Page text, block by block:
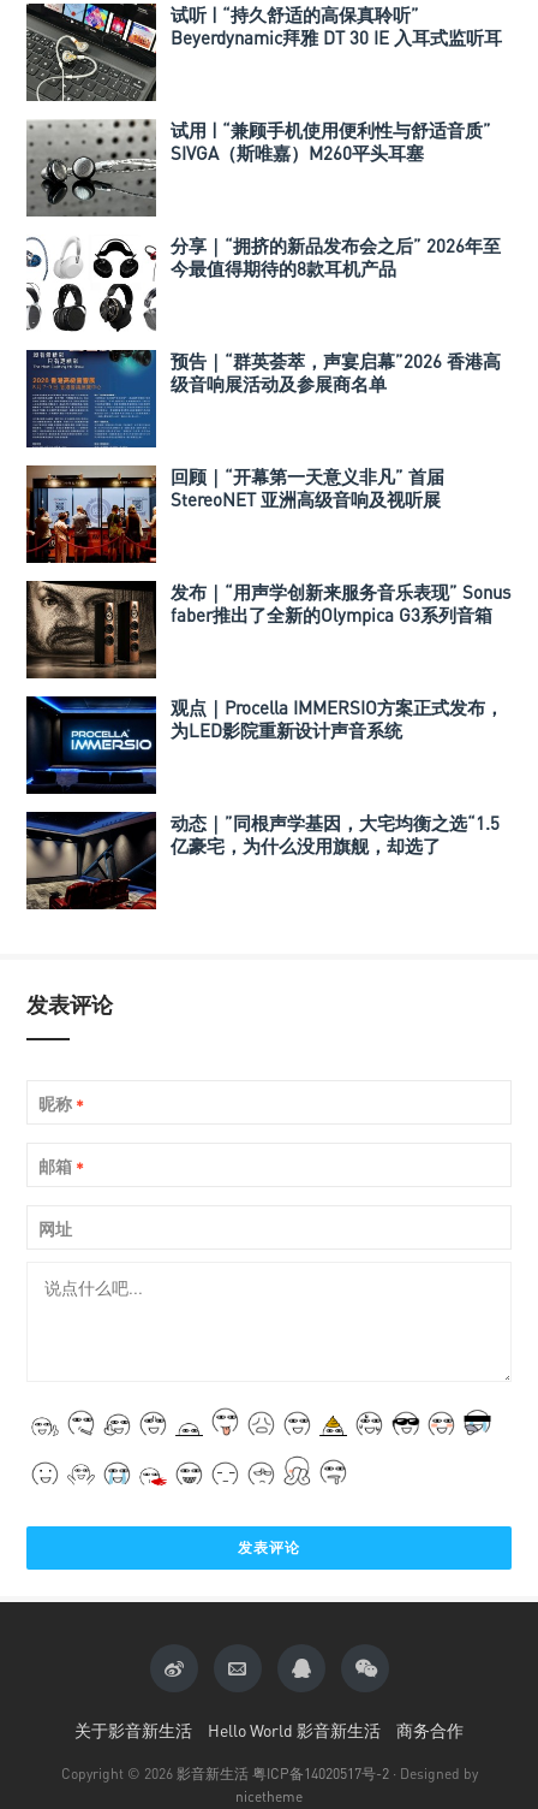
试听 | “持久舒适的高保真聆听”
Beyerdynamic拜雅 DT 30 IE 入耳式监听耳
试用 | “兼顾手机使用便利性与舒适音质”
SIVGA（斯唯嘉）M260平头耳塞
分享｜“拥挤的新品发布会之后” 2026年至
今最值得期待的8款耳机产品
预告｜“群英荟萃，声宴启幕”2026 香港高
级音响展活动及参展商名单
回顾｜“开幕第一天意义非凡” 首届
StereoNET 亚洲高级音响及视听展
发布｜“用声学创新来服务音乐表现” Sonus
faber推出了全新的Olympica G3系列音箱
观点｜Procella IMMERSIO方案正式发布，
为LED影院重新设计声音系统
动态｜”同根声学基因，大宅均衡之选“1.5
亿豪宅，为什么没用旗舰，却选了
发表评论
昵称 *
邮箱 *
网址
关于影音新生活 Hello World 影音新生活 商务合作
Copyright © 2026 影音新生活 粤ICP备14020517号-2 · Designed by
nicetheme